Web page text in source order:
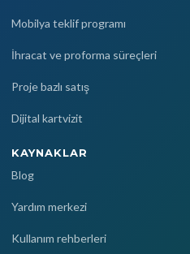
Mobilya teklif programı
İhracat ve proforma süreçleri
Proje bazlı satış
Dijital kartvizit
KAYNAKLAR
Blog
Yardım merkezi
Kullanım rehberleri